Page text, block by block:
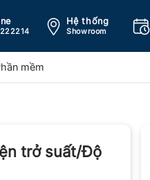
Hệ thống
Showroom
mềm
trở suất/Độ